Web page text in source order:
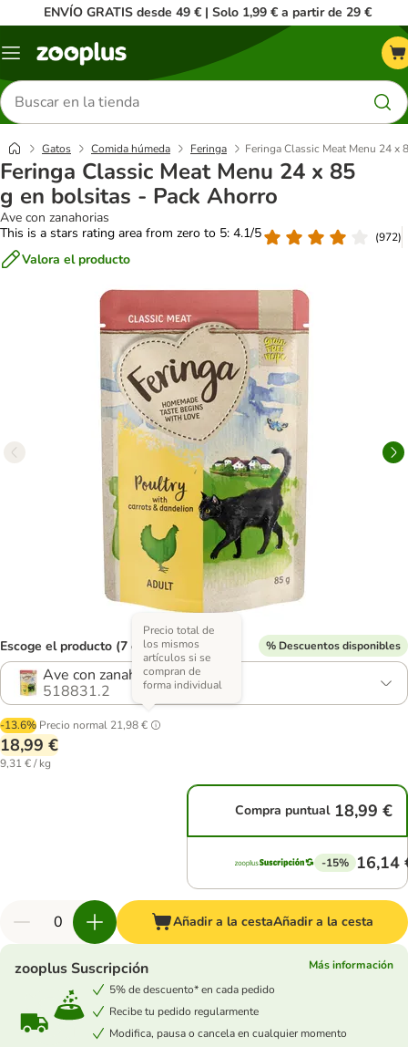
ENVÍO GRATIS desde 49 € | Solo 1,99 € a partir de 29 €
Menú
Buscar
productos
Gatos Comida húmeda Feringa Feringa Classic Meat Menu 24
Feringa Classic Meat Menu 24 x 85
g en bolsitas - Pack Ahorro
Ave con zanahorias
This is a stars rating area from zero to 5: 4.1/5
(972)
Valora el producto
Escoge el producto (7 opciones) % Descuentos disponibles
Ave con zanahorias
518831.2
-13.6% Precio normal 21,98 €
Precio total de
los mismos
artículos si se
compran de
forma individual
18,99 €
9,31 € / kg
Compra puntual 18,99 €
-15% 16,14
Añadir a la cestaAñadir a la cesta
zooplus Suscripción
Más información
5% de descuento* en cada pedido
Recibe tu pedido regularmente
Modifica, pausa o cancela en cualquier momento